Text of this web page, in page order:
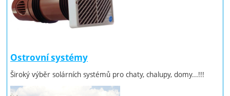
Ostrovní systémy
Široký výběr solárních systémů pro chaty, chalupy, domy...!!!